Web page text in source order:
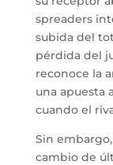
spreaders
subida del
pérdida del
reconoce la
una apuesta
cuando el
Sin
cambio de